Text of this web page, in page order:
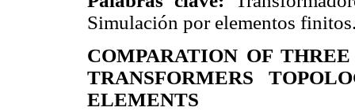
Simulación por elementos
COMPARATION OF
TRANSFORMERS
ELEMENTS